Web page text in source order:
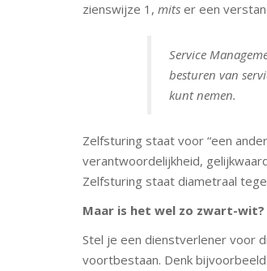
zienswijze 1, mits er een
Service
besturen van
kunt nemen.
Zelfsturing staat voor “een
verantwoordelijkheid,
Zelfsturing staat diametraal
Maar is het wel zo zwart-wit?
Stel je een dienstverlener voor
voortbestaan. Denk